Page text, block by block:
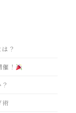
？
！
術